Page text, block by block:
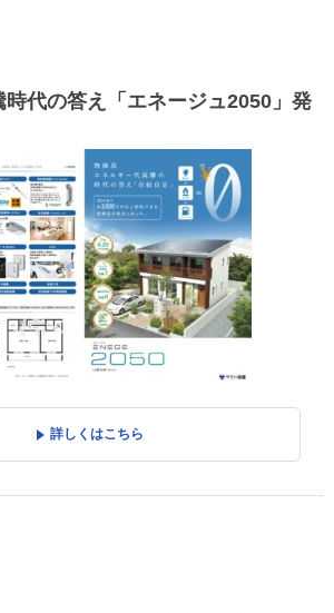
時代の答え「エネージュ2050」発
詳しくはこちら